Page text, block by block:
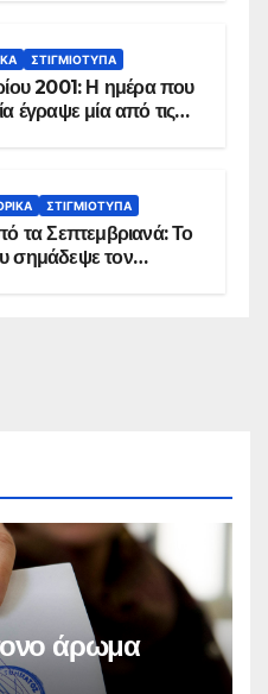
ΣΤΙΓΜΙΌΤΥΠΑ
2001: Η ημέρα που
έγραψε μία από τις
ΣΤΙΓΜΙΌΤΥΠΑ
τα Σεπτεμβριανά: Το
σημάδεψε τον
άρωμα